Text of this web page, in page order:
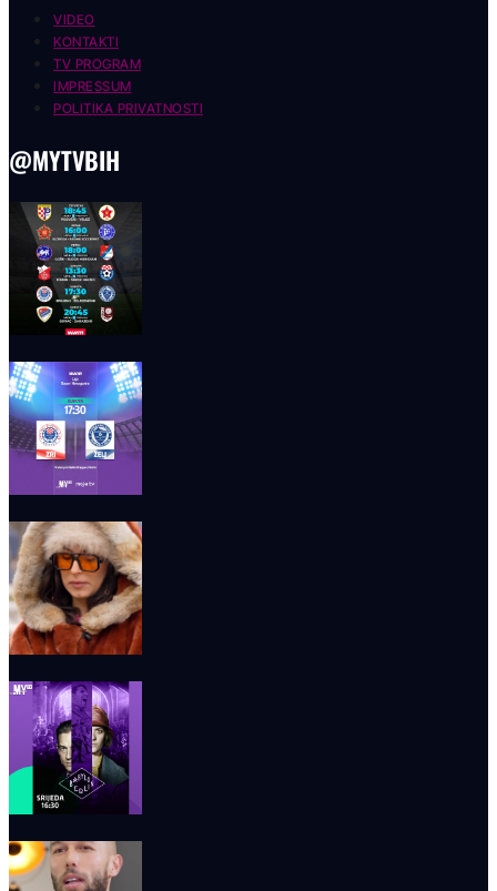
VIDEO
KONTAKTI
TV PROGRAM
IMPRESSUM
POLITIKA PRIVATNOSTI
@MYTVBIH